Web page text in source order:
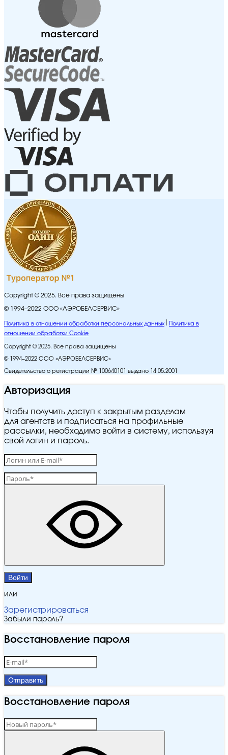
Copyright © 2025. Все права защищены
© 1994–2022 ООО «АЭРОБЕЛСЕРВИС»
Политика в отношении обработки персональных данных
Политика в
отношении обработки Cookie
Copyright © 2025. Все права защищены
© 1994–2022 ООО «АЭРОБЕЛСЕРВИС»
Свидетельство о регистрации № 100640101 выдано 14.05.2001
Авторизация
Чтобы получить доступ к закрытым разделам
для агентств и подписаться на профильные
рассылки, необходимо войти в систему, используя
свой логин и пароль.
Войти
или
Зарегистрироваться
Забыли пароль?
Восстановление пароля
Отправить
Восстановление пароля